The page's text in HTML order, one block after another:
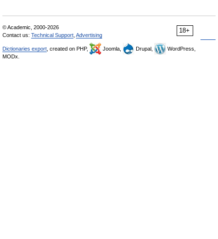
18+
© Academic, 2000-2026
Contact us: Technical Support Advertising
Dictionaries export , created on PHP, Joomla, Drupal,
WordPress,
MODx.